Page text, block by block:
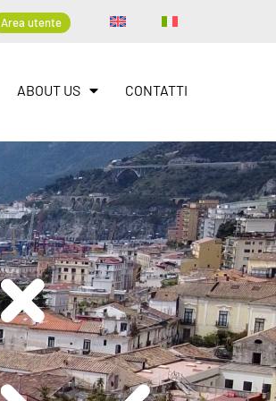
Area utente
ABOUT US CONTATTI